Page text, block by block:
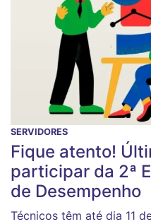
SERVIDORES
Fique atento!
participar da 2ª
de Desempenho
Técnicos têm até dia 11